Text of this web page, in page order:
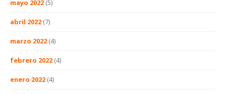
mayo 2022 (5)
abril 2022 (7)
marzo 2022 (4)
febrero 2022 (4)
enero 2022 (4)